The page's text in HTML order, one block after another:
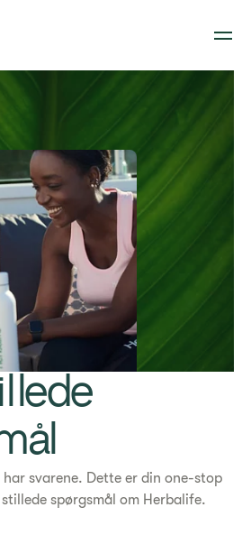
har svarene. Dette er din one-stop
spørgsmål om Herbalife.